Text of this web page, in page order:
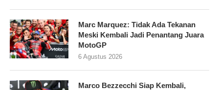
Marc Marquez: Tidak Ada Tekanan
Meski Kembali Jadi Penantang Juara
MotoGP
6 Agustus 2026
Marco Bezzecchi Siap Kembali,